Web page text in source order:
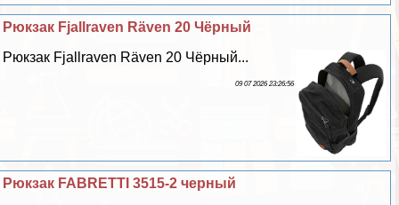
Рюкзак Fjallraven Räven 20 Чёрный
Рюкзак Fjallraven Räven 20 Чёрный...
09 07 2026 23:26:56
Рюкзак FABRETTI 3515-2 черный